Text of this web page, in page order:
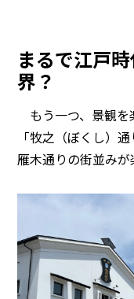
まるで江戸
界？
もう一つ、景観を
「牧之（ぼくし）
雁木通りの街並みが